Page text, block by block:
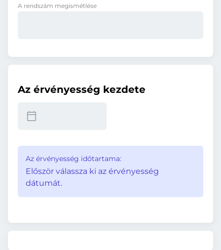
A rendszám megismétlése
Az érvényesség kezdete
Az érvényesség időtartama:
Először válassza ki az érvényesség
dátumát.